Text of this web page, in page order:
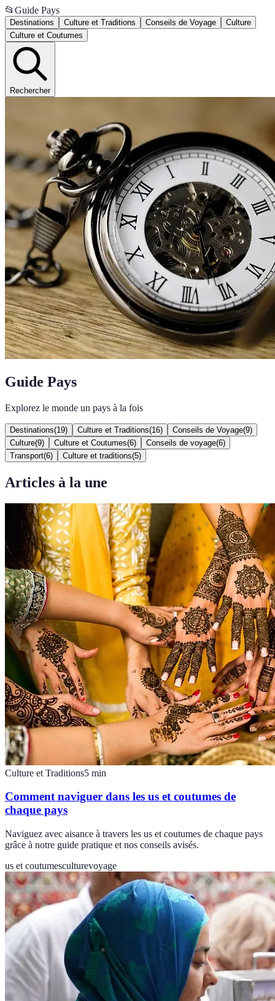
📂 Guide Pays
Destinations Culture et Traditions Conseils de Voyage
Culture
Culture et Coutumes
Rechercher
Guide Pays
Explorez le monde un pays à la fois
Destinations(19) Culture et Traditions(16) Conseils de Voyage(9)
Culture(9) Culture et Coutumes(6) Conseils de voyage(6)
Transport(6) Culture et traditions(5)
Articles à la une
Culture et Traditions5 min
Comment naviguer dans les us et coutumes de
chaque pays
Naviguez avec aisance à travers les us et coutumes de chaque pays
grâce à notre guide pratique et nos conseils avisés.
us et coutumesculturevoyage